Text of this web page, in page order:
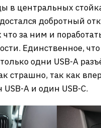
в центральных
добротный
что за ним и
Единственное,
одни USB-A
страшно, так как
A и один USB-C.